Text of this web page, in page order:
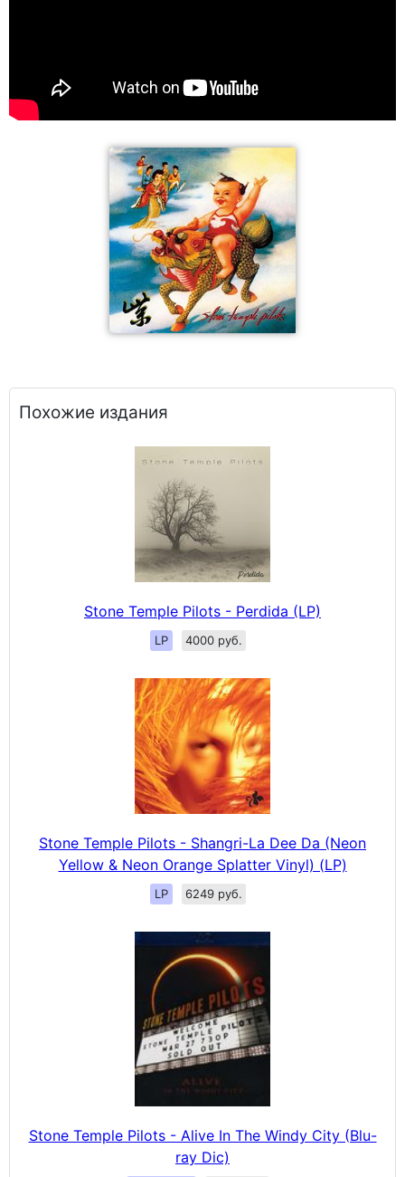
Похожие издания
Stone Temple Pilots - Perdida (LP)
LP 4000 руб.
Stone Temple Pilots - Shangri-La Dee Da (Neon
Yellow & Neon Orange Splatter Vinyl) (LP)
LP 6249 руб.
Stone Temple Pilots - Alive In The Windy City (Blu-
ray Dic)